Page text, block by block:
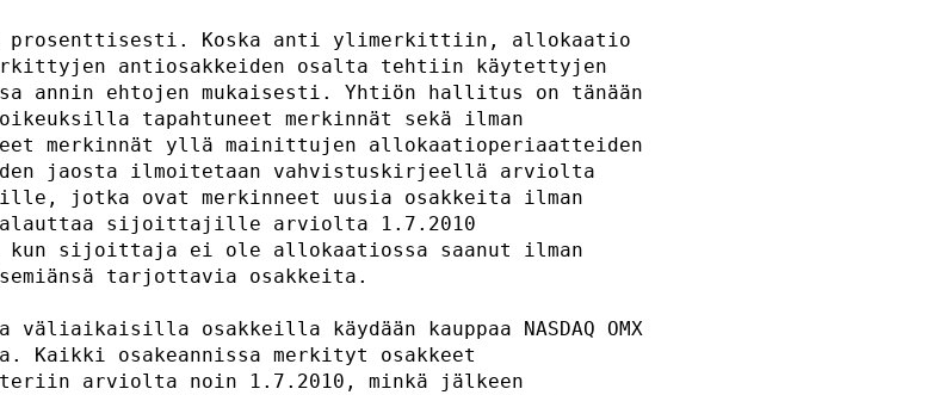
prosenttisesti. Koska anti ylimerkittiin, allokaatio
antiosakkeiden osalta tehtiin käytettyjen
annin ehtojen mukaisesti. Yhtiön hallitus on tänään
tapahtuneet merkinnät sekä ilman
merkinnät yllä mainittujen allokaatioperiaatteiden
jaosta ilmoitetaan vahvistuskirjeellä arviolta
jotka ovat merkinneet uusia osakkeita ilman
palauttaa sijoittajille arviolta 1.7.2010
kun sijoittaja ei ole allokaatiossa saanut ilman
merkitsemiänsä tarjottavia osakkeita.
osakkeilla käydään kauppaa NASDAQ OMX
Kaikki osakeannissa merkityt osakkeet
arviolta noin 1.7.2010, minkä jälkeen